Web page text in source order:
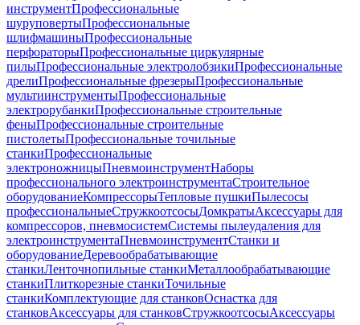
инструментПрофессиональные
шуруповертыПрофессиональные
шлифмашиныПрофессиональные
перфораторыПрофессиональные циркулярные
пилыПрофессиональные электролобзикиПрофессиональные
дрелиПрофессиональные фрезерыПрофессиональные
мультиинструментыПрофессиональные
электрорубанкиПрофессиональные строительные
феныПрофессиональные строительные
пистолетыПрофессиональные точильные
станкиПрофессиональные
электроножницыПневмоинструментНаборы
профессионального электроинструментаСтроительное
оборудованиеКомпрессорыТепловые пушкиПылесосы
профессиональныеСтружкоотсосыДомкратыАксессуары для
компрессоров, пневмосистемСистемы пылеудаления для
электроинструментаПневмоинструментСтанки и
оборудованиеДеревообрабатывающие
станкиЛенточнопильные станкиМеталлообрабатывающие
станкиПлиткорезные станкиТочильные
станкиКомплектующие для станковОснастка для
станковАксессуары для станковСтружкоотсосыАксессуары